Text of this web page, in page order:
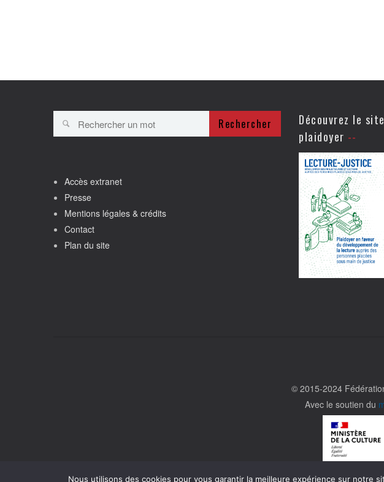
Rechercher
Accès extranet
Presse
Mentions légales & crédits
Contact
Plan du site
Découvrez le
plaidoyer
© 2015-2024
Avec le soutien du
Nous utilisons des cookies pour vous garantir la meilleure expérience sur notre